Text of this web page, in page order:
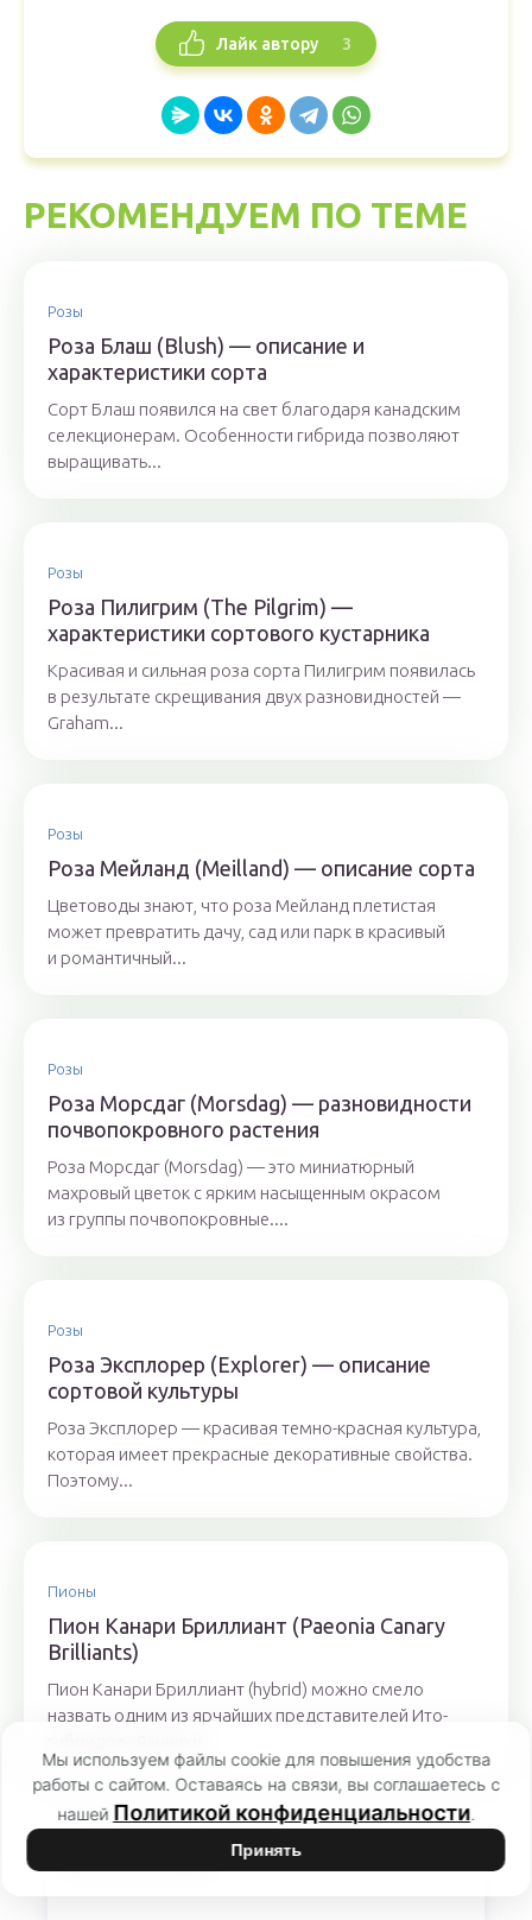
Лайк автору 3
РЕКОМЕНДУЕМ ПО ТЕМЕ
Розы
Роза Блаш (Blush) — описание и
характеристики сорта
Сорт Блаш появился на свет благодаря канадским
селекционерам. Особенности гибрида позволяют
выращивать...
Розы
Роза Пилигрим (The Pilgrim) —
характеристики сортового кустарника
Красивая и сильная роза сорта Пилигрим появилась
в результате скрещивания двух разновидностей —
Graham...
Розы
Роза Мейланд (Meilland) — описание сорта
Цветоводы знают, что роза Мейланд плетистая
может превратить дачу, сад или парк в красивый
и романтичный...
Розы
Роза Морсдаг (Morsdag) — разновидности
почвопокровного растения
Роза Морсдаг (Morsdag) — это миниатюрный
махровый цветок с ярким насыщенным окрасом
из группы почвопокровные....
Розы
Роза Эксплорер (Explorer) — описание
сортовой культуры
Роза Эксплорер — красивая темно-красная культура,
которая имеет прекрасные декоративные свойства.
Поэтому...
Пионы
Пион Канари Бриллиант (Paeonia Canary
Brilliants)
Пион Канари Бриллиант (hybrid) можно смело
назвать одним из ярчайших представителей Ито-
Мы используем файлы cookie для повышения удобства
работы с сайтом. Оставаясь на связи, вы соглашаетесь с
нашей Политикой конфиденциальности.
Принять